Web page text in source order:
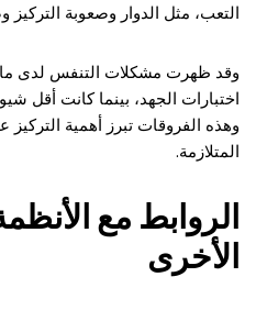
التعب، مثل الدوار وصعوبة
وقد ظهرت مشكلات التنفس لدى ما
اختبارات الجهد، بينما كانت أقل
وهذه الفروقات تبرز أهمية
المتلازمة.
الروابط مع
الأخرى